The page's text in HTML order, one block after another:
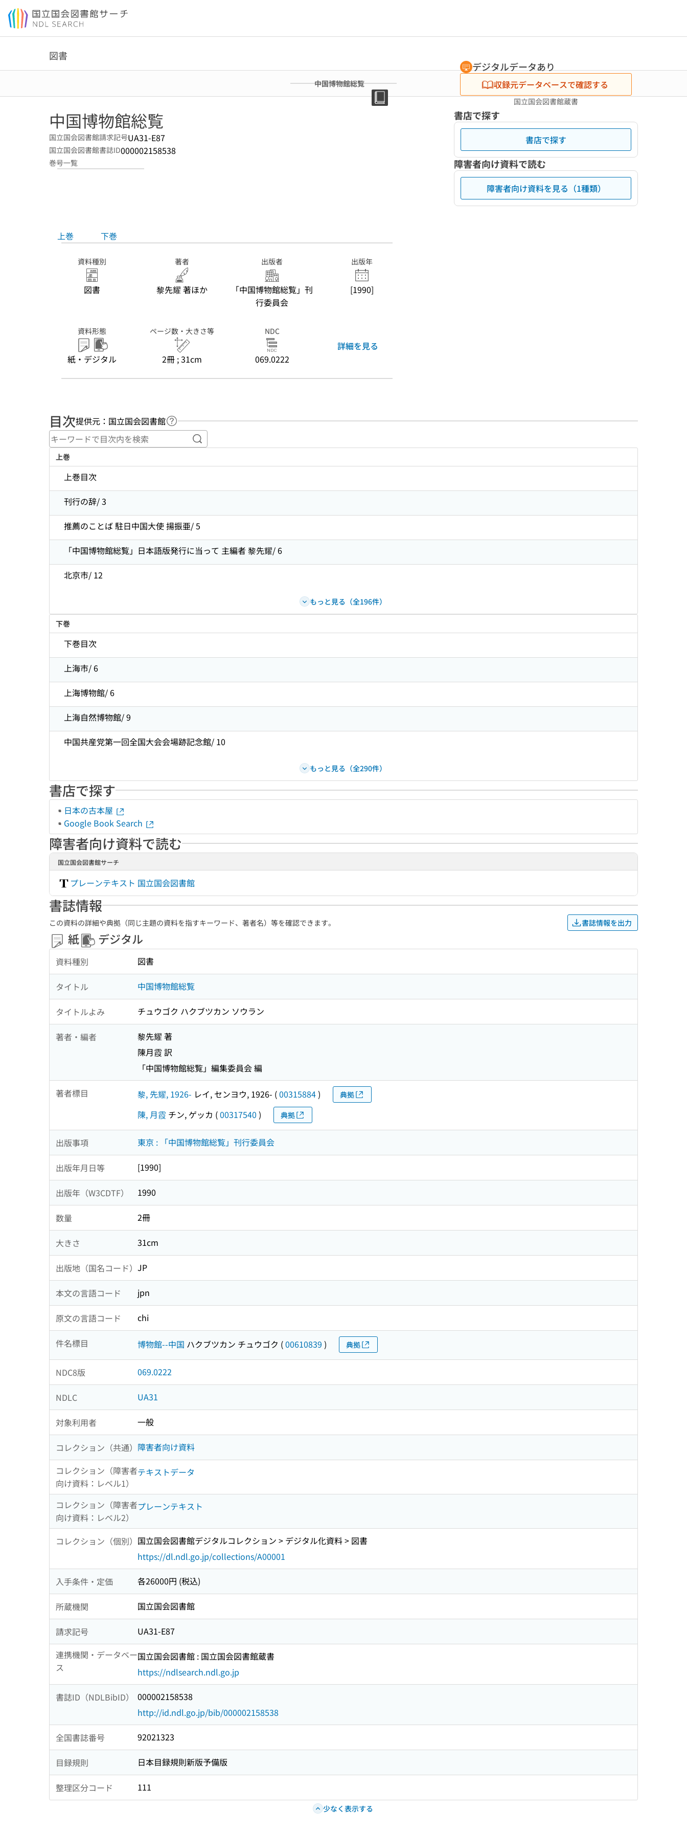
本文へ移動
図書
中国博物館総覧
デジタルデータあり
収録元データベースで確認する
国立国会図書館蔵書
中国博物館総覧
国立国会図書館請求記号UA31-E87
国立国会図書館書誌ID000002158538
巻号一覧
上巻 下巻
資料種別
図書
著者
黎先耀 著ほか
出版者
「中国博物館総覧」刊
行委員会
出版年
[1990]
資料形態
紙・デジタル
ページ数・大きさ等
2冊 ; 31cm
NDC
069.0222
詳細を見る
書店で探す
書店で探す
障害者向け資料で読む
障害者向け資料を見る（1種類）
目次提供元：国立国会図書館 ヘルプページへのリンク
キーワードで目次内を検索
上巻
上巻目次
刊行の辞/ 3
推薦のことば 駐日中国大使 揚振亜/ 5
「中国博物館総覧」日本語版発行に当って 主編者 黎先耀/ 6
北京市/ 12
もっと見る（全196件）
下巻
下巻目次
上海市/ 6
上海博物館/ 6
上海自然博物館/ 9
中国共産党第一回全国大会会場跡記念館/ 10
もっと見る（全290件）
書店で探す
日本の古本屋
Google Book Search
障害者向け資料で読む
国立国会図書館サーチ
プレーンテキスト 国立国会図書館
書誌情報
この資料の詳細や典拠（同じ主題の資料を指すキーワード、著者名）等を確認できます。 書誌情報を出力
紙 デジタル
資料種別 図書
タイトル 中国博物館総覧
タイトルよみ チュウゴク ハクブツカン ソウラン
著者・編者
黎先耀 著
陳月霞 訳
「中国博物館総覧」編集委員会 編
著者標目 黎, 先耀, 1926- レイ, センヨウ, 1926- (00315884) 典拠
陳, 月霞 チン, ゲッカ (00317540 ) 典拠
出版事項 東京 : 「中国博物館総覧」刊行委員会
出版年月日等 [1990]
出版年（W3CDTF） 1990
数量 2冊
大きさ 31cm
出版地（国名コード） JP
本文の言語コード jpn
原文の言語コード chi
件名標目 博物館--中国 ハクブツカン チュウゴク (00610839 ) 典拠
NDC8版 069.0222
NDLC UA31
対象利用者 一般
コレクション（共通） 障害者向け資料
コレクション（障害者
向け資料：レベル1）
テキストデータ
コレクション（障害者
向け資料：レベル2）
プレーンテキスト
コレクション（個別） 国立国会図書館デジタルコレクション > デジタル化資料 > 図書
https://dl.ndl.go.jp/collections/A00001
入手条件・定価 各26000円 (税込)
所蔵機関 国立国会図書館
請求記号
UA31-E87
連携機関・データベー
ス
国立国会図書館 : 国立国会図書館蔵書
https://ndlsearch.ndl.go.jp
書誌ID（NDLBibID）
000002158538
http://id.ndl.go.jp/bib/000002158538
全国書誌番号 92021323
目録規則 日本目録規則新版予備版
整理区分コード 111
少なく表示する